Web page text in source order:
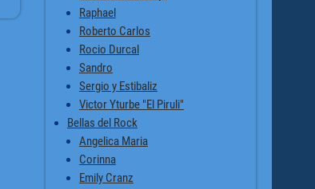
Raphael
Roberto Carlos
Rocio Durcal
Sandro
Sergio y Estibaliz
Victor Yturbe "El Piruli"
Bellas del Rock
Angelica Maria
Corinna
Emily Cranz